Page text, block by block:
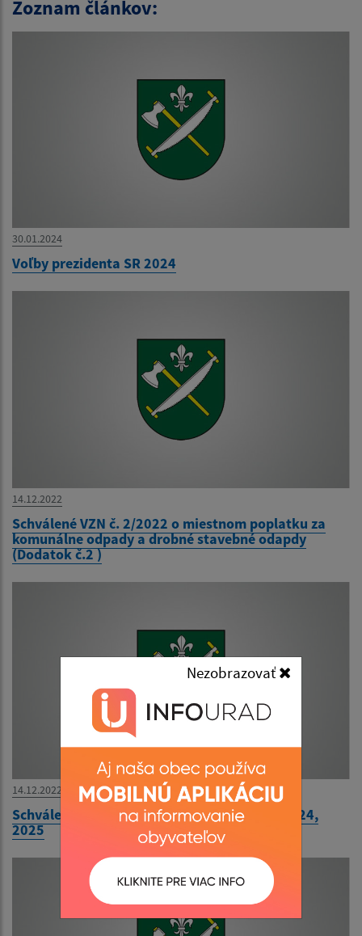
Zoznam článkov:
30.01.2024
Voľby prezidenta SR 2024
14.12.2022
Schválené VZN č. 2/2022 o miestnom poplatku za
komunálne odpady a drobné stavebné odapdy
(Dodatok č.2 )
14.12.2022
Schválený rozpočet na rok 2023, návrh na 2024,
2025
Nezobrazovať